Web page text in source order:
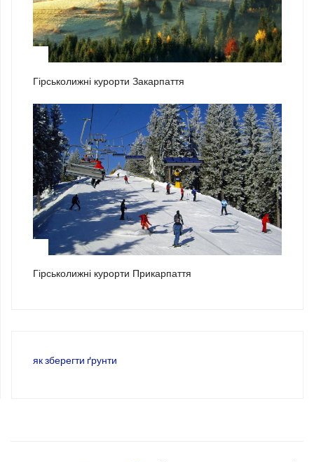
Гірськолижні курорти Закарпаття
Гірськолижні курорти Прикарпаття
як зберегти ґрунти